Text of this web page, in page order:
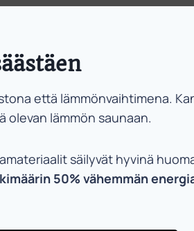
että lämmönvaihtimena.
olevan lämmön saunaan.
säilyvät hyvinä
50% vähemmän